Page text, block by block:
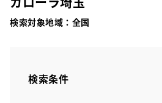
検索対象地域： 全国
検索条件